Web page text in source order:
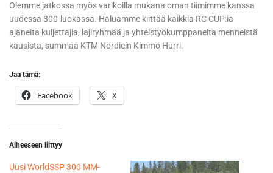
Olemme jatkossa myös varikoilla mukana oman tiimimme kanssa
uudessa 300-luokassa. Haluamme kiittää kaikkia RC CUP:ia
ajaneita kuljettajia, lajiryhmää ja yhteistyökumppaneita menneistä
kausista, summaa KTM Nordicin Kimmo Hurri.
Jaa tämä:
Facebook X
Aiheeseen liittyy
Uusi WorldSSP 300 MM-